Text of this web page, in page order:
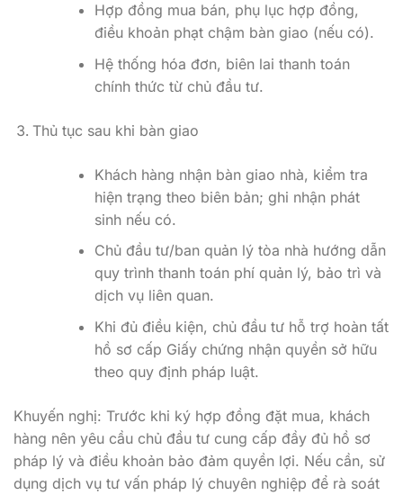
Hợp đồng mua bán, phụ lục hợp đồng,
điều khoản phạt chậm bàn giao (nếu có).
Hệ thống hóa đơn, biên lai thanh toán
chính thức từ chủ đầu tư.
Thủ tục sau khi bàn giao
Khách hàng nhận bàn giao nhà, kiểm tra
hiện trạng theo biên bản; ghi nhận phát
sinh nếu có.
Chủ đầu tư/ban quản lý tòa nhà hướng dẫn
quy trình thanh toán phí quản lý, bảo trì và
dịch vụ liên quan.
Khi đủ điều kiện, chủ đầu tư hỗ trợ hoàn tất
hồ sơ cấp Giấy chứng nhận quyền sở hữu
theo quy định pháp luật.
Khuyến nghị: Trước khi ký hợp đồng đặt mua, khách
hàng nên yêu cầu chủ đầu tư cung cấp đầy đủ hồ sơ
pháp lý và điều khoản bảo đảm quyền lợi. Nếu cần, sử
dụng dịch vụ tư vấn pháp lý chuyên nghiệp để rà soát